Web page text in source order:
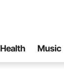
Health Music